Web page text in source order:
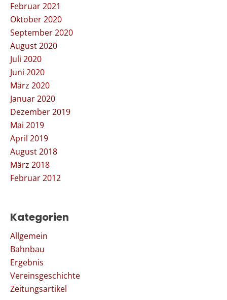
Februar 2021
Oktober 2020
September 2020
August 2020
Juli 2020
Juni 2020
März 2020
Januar 2020
Dezember 2019
Mai 2019
April 2019
August 2018
März 2018
Februar 2012
Kategorien
Allgemein
Bahnbau
Ergebnis
Vereinsgeschichte
Zeitungsartikel